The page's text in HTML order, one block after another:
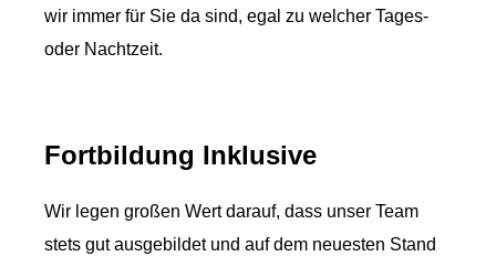
wir immer für Sie da sind, egal zu welcher Tages-
oder Nachtzeit.
Fortbildung Inklusive
Wir legen großen Wert darauf, dass unser Team
stets gut ausgebildet und auf dem neuesten Stand